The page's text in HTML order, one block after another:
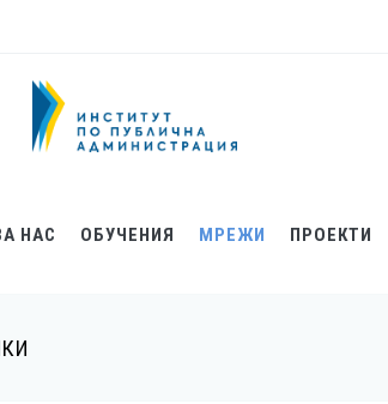
НАС ОБУЧЕНИЯ МРЕЖИ ПРОЕКТИ